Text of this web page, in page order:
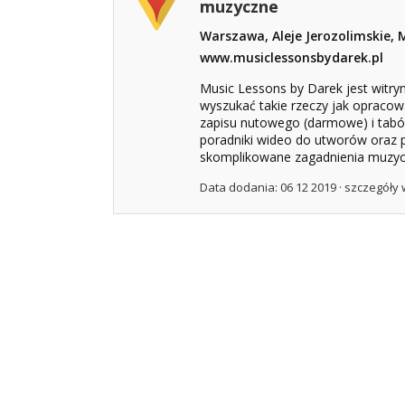
muzyczne
Warszawa, Aleje Jerozolimskie,
www.musiclessonsbydarek.pl
Music Lessons by Darek jest
wyszukać takie rzeczy jak
zapisu nutowego (darmowe) i
poradniki wideo do utworów oraz
skomplikowane zagadnienia
Data dodania: 06 12 2019 · szczegóły